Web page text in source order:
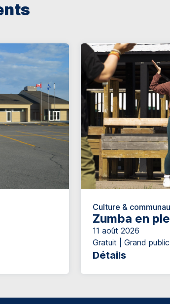
Culture &
Zumba en
11 août 2026
Gratuit | Grand public
Détails